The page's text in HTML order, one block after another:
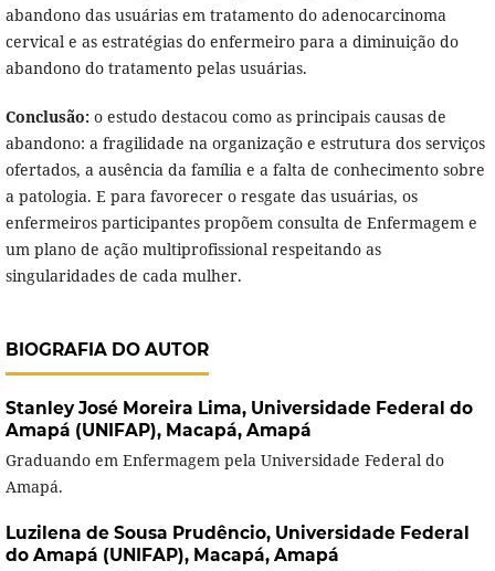
abandono das usuárias em tratamento do adenocarcinoma
cervical e as estratégias do enfermeiro para a diminuição do
abandono do tratamento pelas usuárias.
Conclusão:o estudo destacou como as principais causas de
abandono: a fragilidade na organização e estrutura dos serviços
ofertados, a ausência da família e a falta de conhecimento sobre
a patologia. E para favorecer o resgate das usuárias, os
enfermeiros participantes propõem consulta de Enfermagem e
um plano de ação multiprofissional respeitando as
singularidades de cada mulher.
BIOGRAFIA DO AUTOR
Stanley José Moreira Lima, Universidade Federal do
Amapá (UNIFAP), Macapá, Amapá
Graduando em Enfermagem pela Universidade Federal do
Amapá.
Luzilena de Sousa Prudêncio, Universidade Federal
do Amapá (UNIFAP), Macapá, Amapá